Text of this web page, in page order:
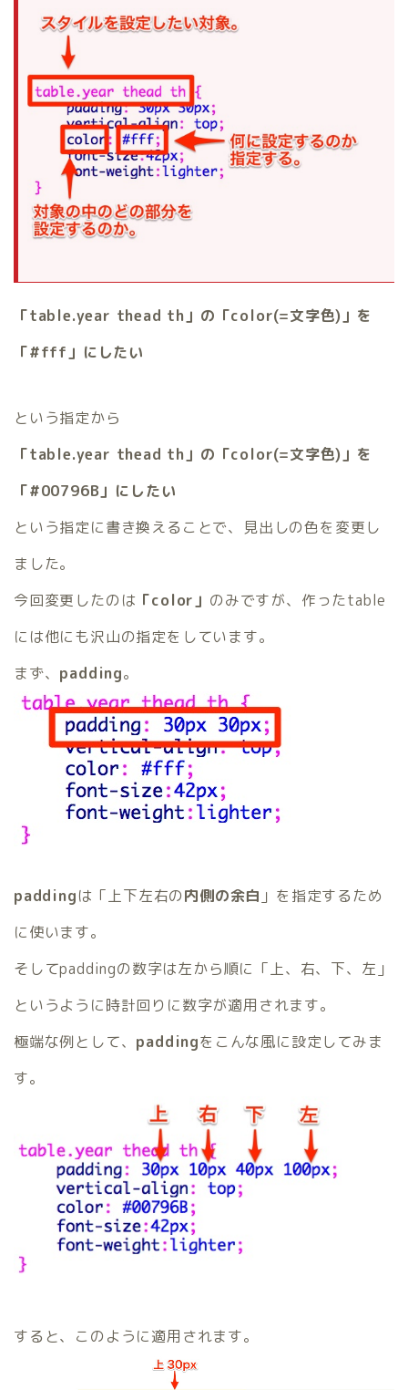
「table.year thead th」の「color(=文字色)」を
「#fff」にしたい
という指定から
「table.year thead th」の「color(=文字色)」を
「#00796B」にしたい
という指定に書き換えることで、見出しの色を変更し
ました。
今回変更したのは 「color」 のみですが、作ったtable
には他にも沢山の指定をしています。
まず、 padding。
paddingは「上下左右の内側の余白 」を指定するため
に使います。
そしてpaddingの数字は左から順に「上、右、下、左」
というように時計回りに数字が適用されます。
極端な例として、 paddingをこんな風に設定してみま
す。
すると、このように適用されます。